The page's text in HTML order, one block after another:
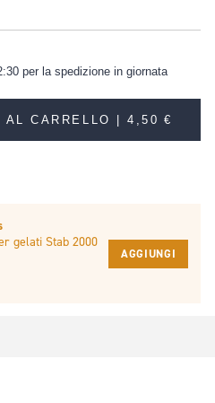
per la spedizione in giornata
AL CARRELLO |4,50 €
gelati Stab 2000
AGGIUNGI